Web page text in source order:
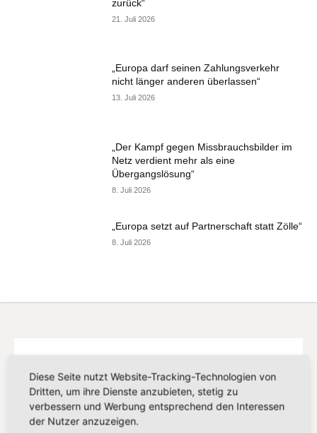
zurück“
21. Juli 2026
„Europa darf seinen Zahlungsverkehr
nicht länger anderen überlassen“
13. Juli 2026
„Der Kampf gegen Missbrauchsbilder im
Netz verdient mehr als eine
Übergangslösung“
8. Juli 2026
„Europa setzt auf Partnerschaft statt Zölle“
8. Juli 2026
Diese Seite nutzt Website-Tracking-Technologien von
Dritten, um ihre Dienste anzubieten, stetig zu
verbessern und Werbung entsprechend den Interessen
der Nutzer anzuzeigen.